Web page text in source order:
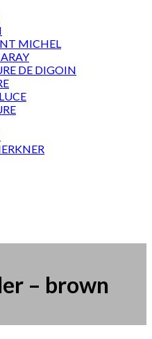
MICHEL
DE DIGOIN
– brown